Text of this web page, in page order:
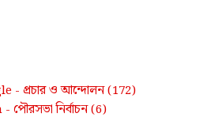
- প্রচার ও আন্দোলন(172)
- পৌরসভা নির্বাচন(6)